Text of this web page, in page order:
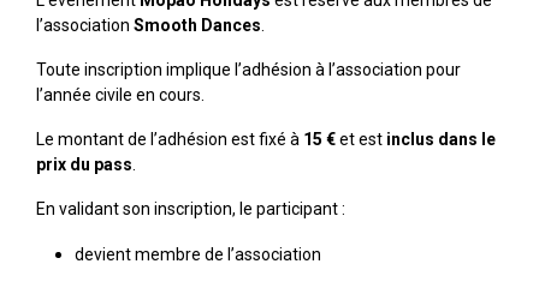
l’association Smooth Dances
Toute inscription implique l’adhésion à l’association pour
l’année civile en cours.
Le montant de l’adhésion est fixé à 15 €et est inclus dans le
prix du pass
En validant son inscription, le participant :
devient membre de l’association